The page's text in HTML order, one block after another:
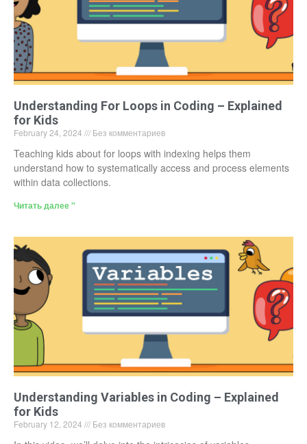
Understanding For Loops in Coding – Explained
for Kids
February 24, 2024 Без комментариев
Teaching kids about for loops with indexing helps them
understand how to systematically access and process elements
within data collections.
Читать далее "
Understanding Variables in Coding – Explained
for Kids
February 12, 2024 Без комментариев